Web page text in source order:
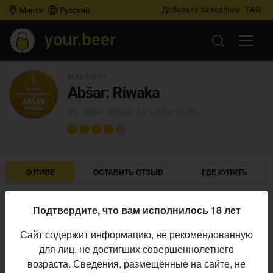
Минск Русский Добавьте заведение FAQ
Abšar: Riwaka
О ПИВЕ ОСТАВИТЬ ОТЗЫВ ГДЕ КУПИТЬ
Пивоварня:
Алкоголь:
6,8%
Горечь:
40 IBU
Начало
Подтвердите, что вам исполнилось 18 лет
Сайт содержит информацию, не рекомендованную
для лиц, не достигших совершеннолетнего
возраста. Сведения, размещённые на сайте, не